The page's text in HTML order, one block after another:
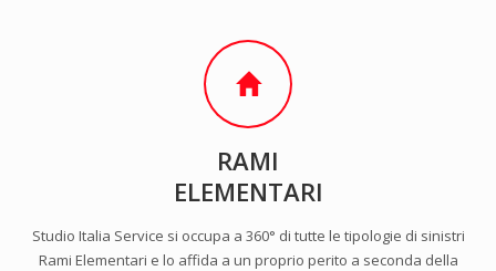
RAMI
ELEMENTARI
Studio Italia Service si occupa a 360° di tutte le tipologie di sinistri
Rami Elementari e lo affida a un proprio perito a seconda della